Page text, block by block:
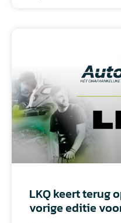
LKQ keert terug
vorige editie